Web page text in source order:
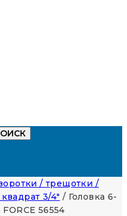
/ трещотки /
3/4" / Головка 6-
56554